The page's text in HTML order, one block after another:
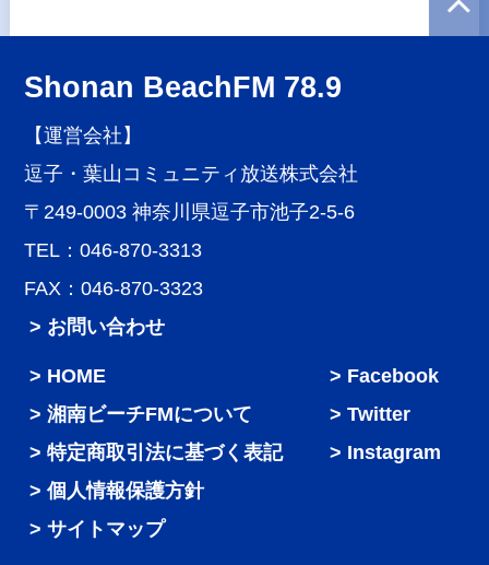
Shonan BeachFM 78.9
【運営会社】
逗子・葉山コミュニティ放送株式会社
〒249-0003 神奈川県逗子市池子2-5-6
TEL：046-870-3313
FAX：046-870-3323
> お問い合わせ
HOME
湘南ビーチFMについて
特定商取引法に基づく表記
個人情報保護方針
サイトマップ
Facebook
Twitter
Instagram